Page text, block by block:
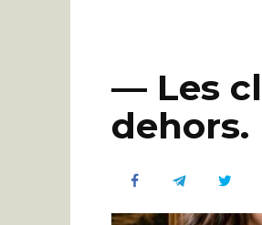
— Les
dehors.